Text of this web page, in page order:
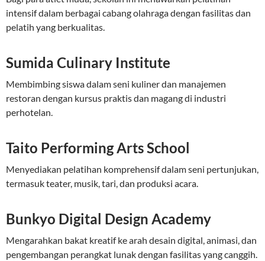
intensif dalam berbagai cabang olahraga dengan fasilitas dan
pelatih yang berkualitas.
Sumida Culinary Institute
Membimbing siswa dalam seni kuliner dan manajemen
restoran dengan kursus praktis dan magang di industri
perhotelan.
Taito Performing Arts School
Menyediakan pelatihan komprehensif dalam seni pertunjukan,
termasuk teater, musik, tari, dan produksi acara.
Bunkyo Digital Design Academy
Mengarahkan bakat kreatif ke arah desain digital, animasi, dan
pengembangan perangkat lunak dengan fasilitas yang canggih.